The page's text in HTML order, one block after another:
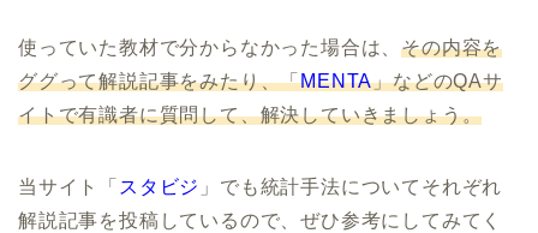
使っていた教材で分からなかった場合は、その内容を
ググって解説記事をみたり、「MENTA」などのQAサ
イトで有識者に質問して、解決していきましょう。
当サイト「 スタビジ 」でも統計手法についてそれぞれ
解説記事を投稿しているので、ぜひ参考にしてみてく